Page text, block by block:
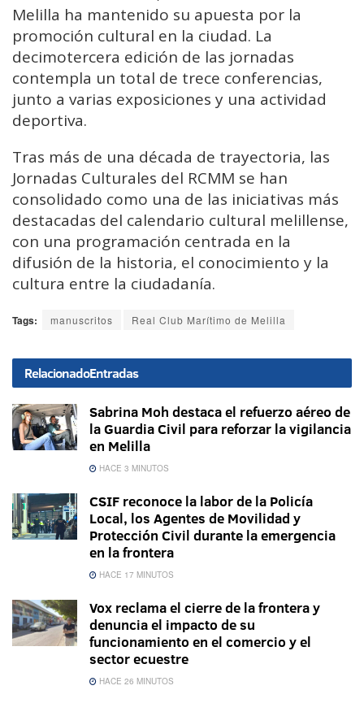
Melilla ha mantenido su apuesta por la
promoción cultural en la ciudad. La
decimotercera edición de las jornadas
contempla un total de trece conferencias,
junto a varias exposiciones y una actividad
deportiva.
Tras más de una década de trayectoria, las
Jornadas Culturales del RCMM se han
consolidado como una de las iniciativas más
destacadas del calendario cultural melillense,
con una programación centrada en la
difusión de la historia, el conocimiento y la
cultura entre la ciudadanía.
Tags: manuscritos Real Club Marítimo de Melilla
RelacionadoEntradas
Sabrina Moh destaca el refuerzo aéreo de
la Guardia Civil para reforzar la vigilancia
en Melilla
HACE 3 MINUTOS
CSIF reconoce la labor de la Policía
Local, los Agentes de Movilidad y
Protección Civil durante la emergencia
en la frontera
HACE 17 MINUTOS
Vox reclama el cierre de la frontera y
denuncia el impacto de su
funcionamiento en el comercio y el
sector ecuestre
HACE 26 MINUTOS